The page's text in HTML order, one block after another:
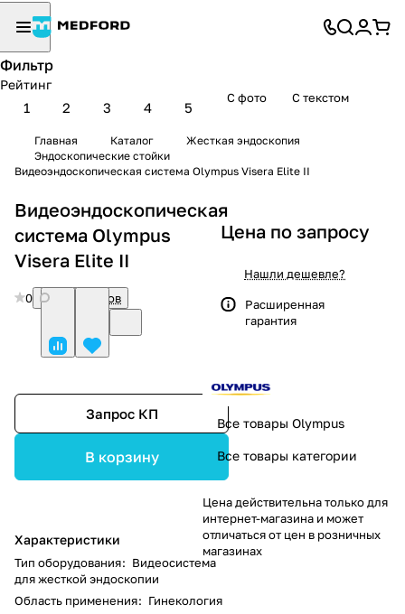
Фильтр
Рейтинг
1 2 3 4 5
С фото С текстом
Главная Каталог
Жесткая эндоскопия
Эндоскопические стойки
Видеоэндоскопическая система Olympus Visera Elite II
Видеоэндоскопическая
система Olympus
Visera Elite II
0 Нет отзывов
Запрос КП
В корзину
Характеристики
Тип оборудования: Видеосистема
для жесткой эндоскопии
Область применения: Гинекология
Цена по запросу
Нашли дешевле?
Расширенная
гарантия
Все товары Olympus
Все товары категории
Цена действительна только для
интернет-магазина и может
отличаться от цен в розничных
магазинах